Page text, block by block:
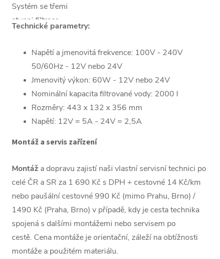
Systém se třemi
stupni filtrace
nežádoucí látky
které mohou být
přítomny ve vodě,
včetně:
Chlór: 100%
bakterie: 99,6
Stříbro: 93-95
%
Sodík: 93-98%
Arsen: 94-
96%
Rtuť: 96-98 %
Železo: 95-
Technické parametry:
Napětí a jmenovitá frekvence: 100V - 240V
50/60Hz - 12V nebo 24V
Jmenovitý výkon: 60W - 12V nebo 24V
Nominální kapacita filtrované vody: 2000 l
Rozměry: 443 x 132 x 356 mm
Napětí: 12V = 5A - 24V = 2,5A
Montáž a servis zařízení
Montáž a dopravu zajistí naši vlastní servisní technici po
celé ČR a SR za 1 690 Kč s DPH + cestovné 14 Kč/km
nebo paušální cestovné 990 Kč (mimo Prahu, Brno) /
1490 Kč (Praha, Brno) v případě, kdy je cesta technika
spojená s dalšími montážemi nebo servisem po
cestě. Cena montáže je orientační, záleží na obtížnosti
montáže a použitém materiálu.